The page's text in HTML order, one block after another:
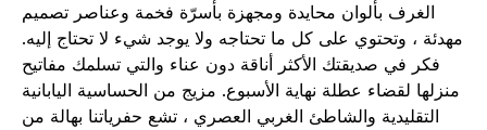
الغرف بألوان محايدة ومجهزة بأسرّة فخمة وعناصر تصميم
مهدئة ، وتحتوي على كل ما تحتاجه ولا يوجد شيء لا تحتاج إليه.
فكر في صديقتك الأكثر أناقة دون عناء والتي تسلمك مفاتيح
منزلها لقضاء عطلة نهاية الأسبوع. مزيج من الحساسية اليابانية
التقليدية والشاطئ الغربي العصري ، تشع حفرياتنا بهالة من